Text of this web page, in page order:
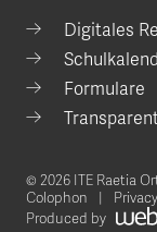
Digitales
Formulare
© 2026 ITE Raetia
Colophon
Produced by